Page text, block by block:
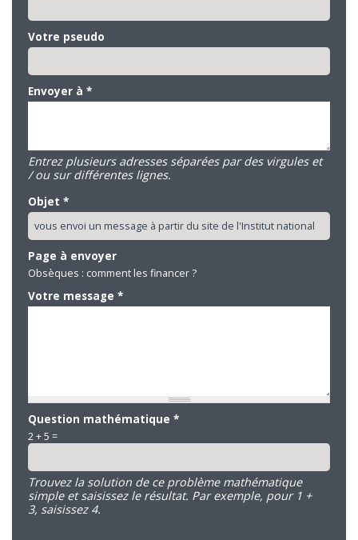
Votre pseudo
Envoyer à *
Entrez plusieurs adresses séparées par des virgules et
/ ou sur différentes lignes.
Objet *
Page à envoyer
Obsèques : comment les financer ?
Votre message *
Question mathématique *
2 + 5 =
Trouvez la solution de ce problème mathématique
simple et saisissez le résultat. Par exemple, pour 1 +
3, saisissez 4.